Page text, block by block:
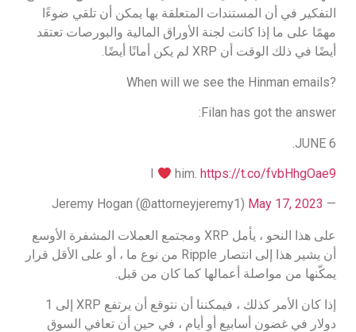
التفكير في أن المستندات المتعلقة بها يمكن أن تلقي ضوءًا
مهمًا على ما إذا كانت لجنة الأوراق المالية والبورصات تعتقد
أيضًا في ذلك الوقت أن XRP لم يكن أمانًا أيضًا.
When will we see the Hinman emails?
Filan has got the answer:
JUNE 6.
I him. https://t.co/fvbHhgOae9
— Jeremy Hogan (@attorneyjeremy1)
May 17, 2023
على هذا النحو ، يأمل XRP ومجتمع العملات المشفرة الأوسع
أن يشير هذا إلى انتصار Ripple من نوع ما ، أو على الأقل قرار
يمكّنها من مواصلة أعمالها كما كان من قبل.
إذا كان الأمر كذلك ، فيمكننا أن نتوقع أن يرتفع XRP إلى 1
دولار في غضون أسابيع أو أيام ، في حين أن تعافي السوق